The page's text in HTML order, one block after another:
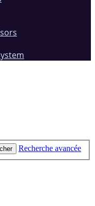
Recherche avancée